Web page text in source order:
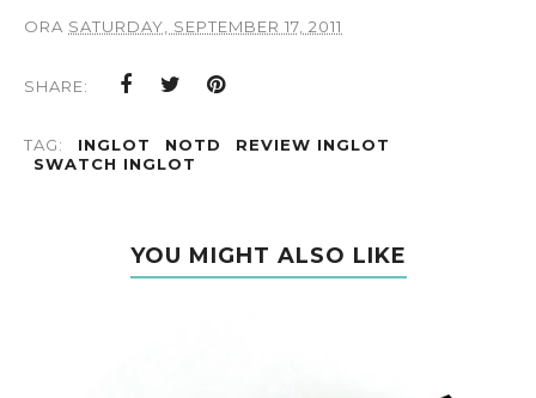
ORA SATURDAY, SEPTEMBER 17, 2011
SHARE:
TAG: INGLOT NOTD
REVIEW INGLOT
SWATCH INGLOT
YOU MIGHT ALSO LIKE